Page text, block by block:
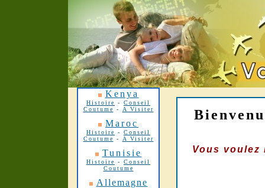
Kenya
Histoire -
Conseil
Coutume
- A Visiter
Maroc
Histoire - Conseil
Coutume
- A Visiter
Tunisie
Histoire - Conseil
Coutume
Allemagne
Vous voulez